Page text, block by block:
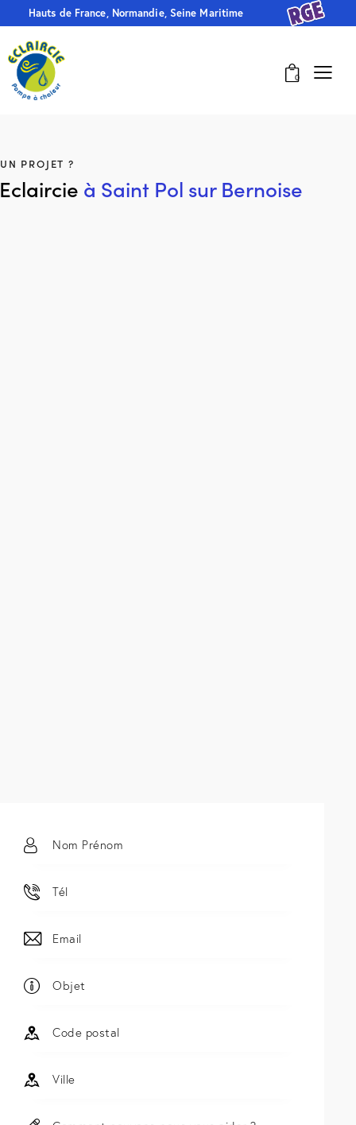
Hauts de France, Normandie, Seine Maritime
0
UN PROJET ?
Eclaircie à Saint Pol sur Bernoise